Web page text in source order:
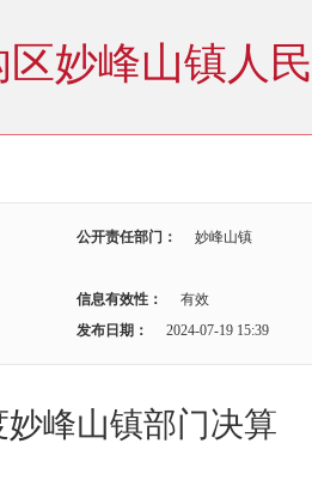
妙峰山镇人
公开责任部门：
妙峰山镇
信息有效性：
有效
发布日期： 2024-07-19 15:39
妙峰山镇部门决算